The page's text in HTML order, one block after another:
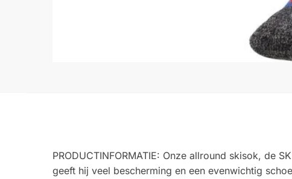
PRODUCTINFORMATIE: Onze allround skisok, de
geeft hij veel bescherming en een evenwichtig